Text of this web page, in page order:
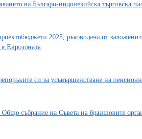
на Българо-индонезийска търговска
2025, ръководена от
Еврозоната
си за усъвършенстване на
събрание на Съвета на браншовите